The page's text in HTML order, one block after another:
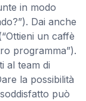
in modo
Dai anche
un caffè
programma”).
al team di
la possibilità
può